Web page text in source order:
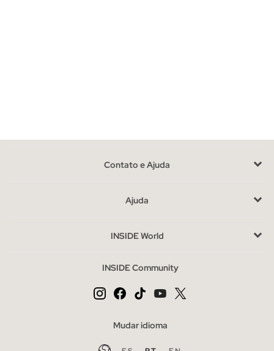
tamanho e o uso que lhe darás: uma mala maior para o trabalho
Compra malas de mulher baratas sem abdicar do estilo
sem sacrificar o design. Completa o teu look com outros
um guarda-roupa variado e atual.
Contato e Ajuda
Ajuda
INSIDE World
INSIDE Community
Mudar idioma